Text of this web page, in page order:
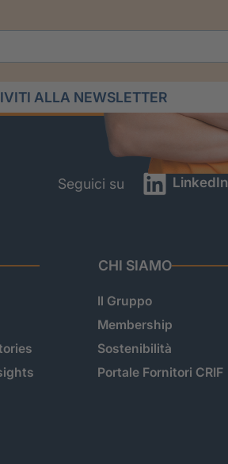
ALLA NEWSLETTER
Seguici su LinkedIn
CHI SIAMO
Il Gruppo
Membership
Sostenibilità
Portale Fornitori CRIF